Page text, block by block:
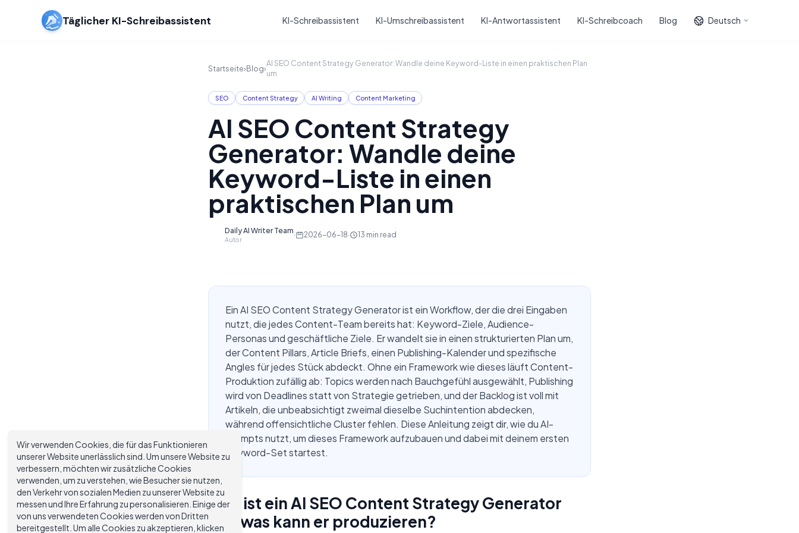
Täglicher KI-Schreibassistent KI-Schreibassistent KI-Umschreibassistent KI-Antwortassistent KI-Schreibcoach Blog Deutsch
Startseite›Blog›
AI SEO Content Strategy Generator: Wandle deine Keyword-Liste in einen praktischen Plan
um
SEO Content Strategy AI Writing Content Marketing
AI SEO Content Strategy
Generator: Wandle deine
Keyword-Liste in einen
praktischen Plan um
Daily AI Writer Team
Autor
· 2026-06-18· 13 min read
Ein AI SEO Content Strategy Generator ist ein Workflow, der die drei Eingaben
nutzt, die jedes Content-Team bereits hat: Keyword-Ziele, Audience-
Personas und geschäftliche Ziele. Er wandelt sie in einen strukturierten Plan um,
der Content Pillars, Article Briefs, einen Publishing-Kalender und spezifische
Angles für jedes Stück abdeckt. Ohne ein Framework wie dieses läuft Content-
Produktion zufällig ab: Topics werden nach Bauchgefühl ausgewählt, Publishing
wird von Deadlines statt von Strategie getrieben, und der Backlog ist voll mit
Artikeln, die unbeabsichtigt zweimal dieselbe Suchintention abdecken,
während offensichtliche Cluster fehlen. Diese Anleitung zeigt dir, wie du AI-
Prompts nutzt, um dieses Framework aufzubauen und dabei mit deinem ersten
Keyword-Set startest.
Was ist ein AI SEO Content Strategy Generator
und was kann er produzieren?
Wir verwenden Cookies, die für das Funktionieren
unserer Website unerlässlich sind. Um unsere Website zu
verbessern, möchten wir zusätzliche Cookies
verwenden, um zu verstehen, wie Besucher sie nutzen,
den Verkehr von sozialen Medien zu unserer Website zu
messen und Ihre Erfahrung zu personalisieren. Einige der
von uns verwendeten Cookies werden von Dritten
bereitgestellt. Um alle Cookies zu akzeptieren, klicken